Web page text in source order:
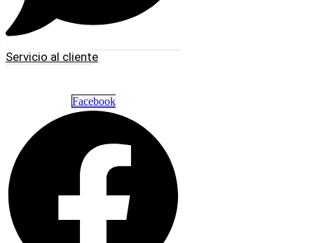
Servicio al cliente
Facebook